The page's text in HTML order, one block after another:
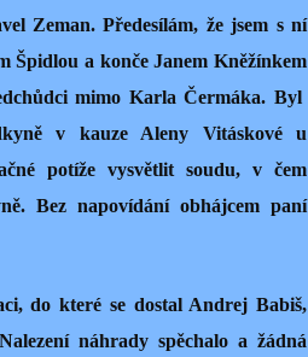
Zeman. Předesílám, že jsem s ní
Špidlou a konče Janem Kněžínkem
mimo Karla Čermáka. Byl
v kauze Aleny Vitáskové u
potíže vysvětlit soudu, v čem
Bez napovídání obhájcem paní
do které se dostal Andrej Babiš,
náhrady spěchalo a žádná